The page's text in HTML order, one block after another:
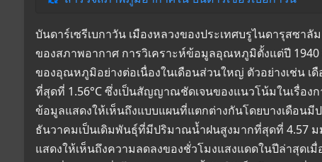
บันดาร์เซรีเบกาวัน เมืองหลวงของประเทศบรูไนดารุสซา
ของสภาพอากาศ การวิเคราะห์ข้อมูลอุณหภูมิตั้งแต่ปี 1940
ของอุณหภูมิอย่างต่อเนื่องในเดือนส่วนใหญ่ ตัวอย่างเช่น
ที่สุดที่ 1.56°C ซึ่งเป็นสัญญาณชัดเจนของแนวโน้มในเรื่อ
ข้อมูลแสดงให้เห็นถึงแบบแผนที่แตกต่างกันโดยบางเดือน
ธันวาคมเป็นเดิมพันธุ์ที่มีปริมาณน้ำฝนสูงมากที่สุดที่ 4.57 ม
แสดงให้เห็นถึงความลดลงของชั่วโมงแสงแดดในปีล่าสุดเ